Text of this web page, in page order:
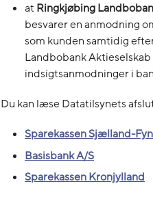
at Ringkjøbing
besvarer en anmodning
som kunden samtidig
Landbobank
indsigtsanmodninger i
Du kan læse Datatilsynets
Sparekassen Sjælland-
Basisbank A/S
Sparekassen Kronjylland